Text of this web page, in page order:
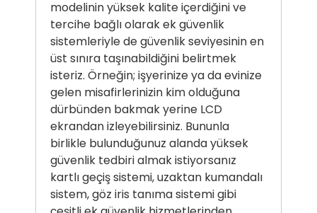
modelinin yüksek kalite içerdiğini ve
tercihe bağlı olarak ek güvenlik
sistemleriyle de güvenlik seviyesinin en
üst sınıra taşınabildiğini belirtmek
isteriz. Örneğin; işyerinize ya da evinize
gelen misafirlerinizin kim olduğuna
dürbünden bakmak yerine LCD
ekrandan izleyebilirsiniz. Bununla
birlikle bulunduğunuz alanda yüksek
güvenlik tedbiri almak istiyorsanız
kartlı geçiş sistemi, uzaktan kumandalı
sistem, göz iris tanıma sistemi gibi